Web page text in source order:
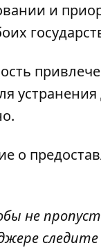
и
о
не